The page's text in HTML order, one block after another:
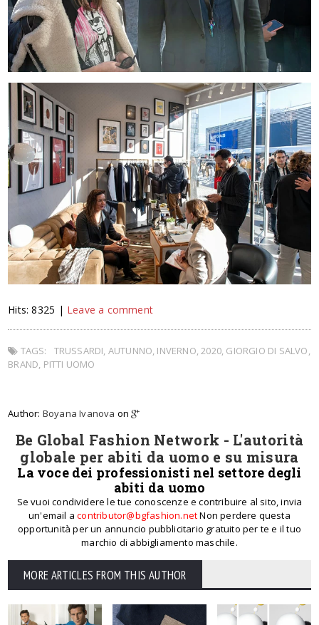
Hits: 8325 | Leave a comment
TAGS:
TRUSSARDI, AUTUNNO, INVERNO, 2020, GIORGIO DI SALVO,
BRAND, PITTI UOMO
Author: Boyana Ivanova on
Be Global Fashion Network - L'autorità
globale per abiti da uomo e su misura
La voce dei professionisti nel settore degli
abiti da uomo
Se vuoi condividere le tue conoscenze e contribuire al sito, invia
un'email acontributor@bgfashion.netNon perdere questa
opportunità per un annuncio pubblicitario gratuito per te e il tuo
marchio di abbigliamento maschile.
MORE ARTICLES FROM THIS AUTHOR